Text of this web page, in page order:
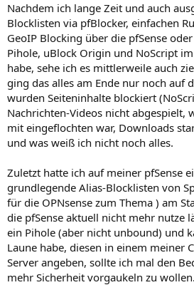
Nachdem ich lange Zeit und auch
Blocklisten via pfBlocker, einfachen
GeoIP Blocking über die pfSense
Pihole, uBlock Origin und NoScript
habe, sehe ich es mittlerweile auch
ging das alles am Ende nur noch auf
wurden Seiteninhalte blockiert
Nachrichten-Videos nicht abgespielt,
mit eingeflochten war, Downloads
und was weiß ich nicht noch alles.
Zuletzt hatte ich auf meiner pfSense
grundlegende Alias-Blocklisten von
für die OPNsense zum Thema ) am
die pfSense aktuell nicht mehr nutze
ein Pihole (aber nicht unbound) und
Laune habe, diesen in einem meiner
Server angeben, sollte ich mal den
mehr Sicherheit vorgaukeln zu wollen.